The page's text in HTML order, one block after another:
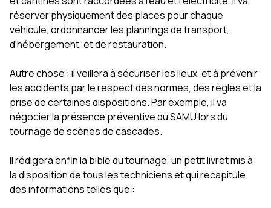
réserver physiquement des places pour chaque
véhicule, ordonnancer les plannings de transport,
d'hébergement, et de restauration.
Autre chose : il veillera à sécuriser les lieux, et à prévenir
les accidents par le respect des normes, des règles et la
prise de certaines dispositions. Par exemple, il va
négocier la présence préventive du SAMU lors du
tournage de scènes de cascades.
Il rédigera enfin la bible du tournage, un petit livret mis à
la disposition de tous les techniciens et qui récapitule
des informations telles que :